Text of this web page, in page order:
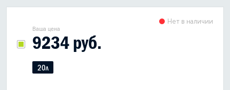
Ваша цена
9234 руб.
Нет в наличии
20л